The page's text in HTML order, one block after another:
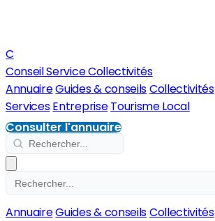
C
Conseil Service Collectivités
AnnuaireGuides & conseilsCollectivités
ServicesEntreprise Tourisme Local
Consulter l'annuaire
AnnuaireGuides & conseilsCollectivités